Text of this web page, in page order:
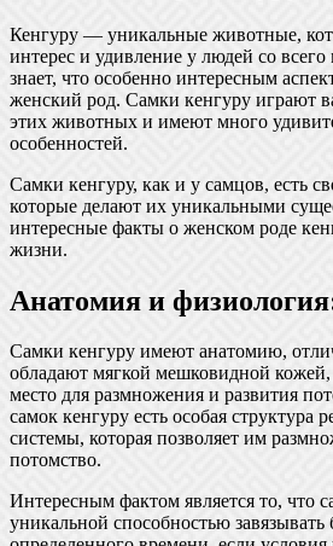
Кенгуру — уникальные животные,
интерес и удивление у людей со
знает, что особенно интересным
женский род. Самки кенгуру играют
этих животных и имеют много
особенностей.
Самки кенгуру, как и у самцов, есть
которые делают их уникальными
интересные факты о женском роде
жизни.
Анатомия и
Самки кенгуру имеют анатомию,
обладают мягкой мешковидной кожей,
место для размножения и развития
самок кенгуру есть особая структура
системы, которая позволяет им
потомство.
Интересным фактом является то, что
уникальной способностью завязывать